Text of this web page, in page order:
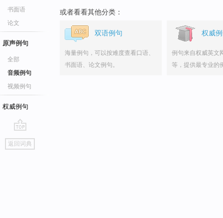
书面语
论文
原声例句
全部
音频例句
视频例句
权威例句
go
top
返回词典
或者看看其他分类：
双语例句
海量例句，可以按难度查看口语、
书面语、论文例句。
权威
例句来自权威英文
等，提供最专业的